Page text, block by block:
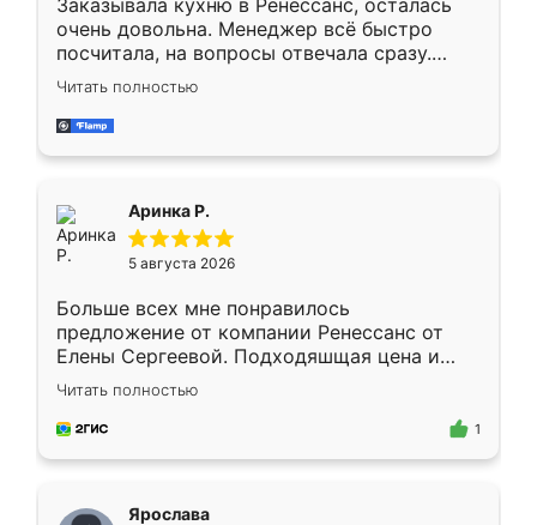
Заказывала кухню в Ренессанс, осталась
очень довольна. Менеджер всё быстро
посчитала, на вопросы отвечала сразу.
Замерщик приехал в субботу, подошёл к
делу со всей ответственностью. Собрали
за день, ребята работали аккуратно, даже
Читать полностью
Аринка Р.
5 августа 2026
Больше всех мне понравилось
предложение от компании Ренессанс от
Елены Сергеевой. Подходяшщая цена и
короткие сроки изготовления. Приехавший
для замера сотрудник Владислав
предложил по моему эскизу самый
Читать полностью
1
Ярослава